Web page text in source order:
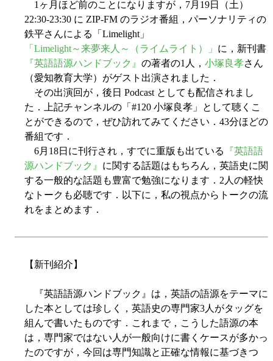
1ヶ月ほど前のことになりますが，7月19日（土）
22:30-23:30 に ZIP-FM のラジオ番組，パーソナリティの
鉄平さんによる「Limelight」
「Limelight～来夢来人～（ライムライト）」 に，新刊書
『英語語源ハンドブック』 の著者の1人， 小塚良孝さん
（愛知教育大学）がゲスト出演されました．
その出演回が，後日 Podcast としても配信されまし
た．上記チャンネルの「#120 小塚良孝」として聴くこ
とができるので，ぜひ訪れてみてください．43分ほどの
番組です．
6月18日に刊行され，すでに重版も出ている
『英語語
源ハンドブック』 に関する話題はもちろん，英語史に関
する一般的な話題も豊富で勉強になります．2人の軽快
なトークも必聴です．以下に，私の視点からトークの流
れをまとめます．
【新刊紹介】
『英語語源ハンドブック』は，英語の語源をテーマに
した本としては珍しく，英語史の専門家3人がタッグを
組んで書いたものです．これまで，こうした語源の本
は，専門家ではない人が一般向けに書くケースが多かっ
たのですが，今回は専門知識と正確な情報に基づきつ